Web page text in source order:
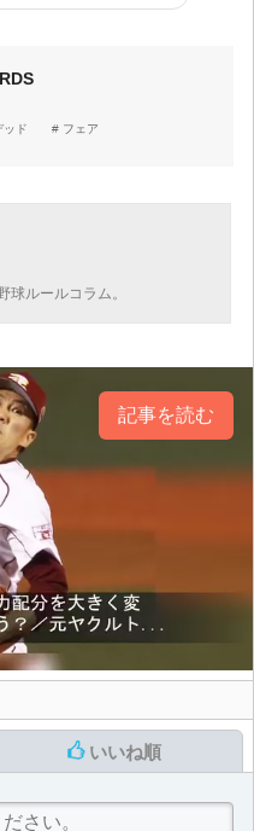
ッド フェア
球ルールコラム。
記事を読む
いいね順